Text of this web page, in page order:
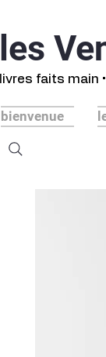
les
livres faits main
bienvenue